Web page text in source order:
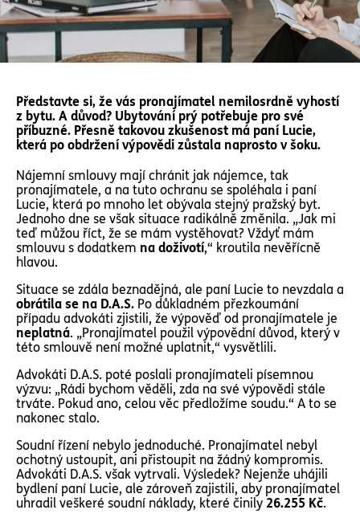
Představte si, že vás pronajímatel nemilosrdně vyhostí
z bytu. A důvod? Ubytování prý potřebuje pro své
příbuzné. Přesně takovou zkušenost má paní Lucie,
která po obdržení výpovědi zůstala naprosto v šoku.
Nájemní smlouvy mají chránit jak nájemce, tak
pronajímatele, a na tuto ochranu se spoléhala i paní
Lucie, která po mnoho let obývala stejný pražský byt.
Jednoho dne se však situace radikálně změnila. „Jak mi
teď můžou říct, že se mám vystěhovat? Vždyť mám
smlouvu s dodatkem na doživotí,“ kroutila nevěřícně
hlavou.
Situace se zdála beznadějná, ale paní Lucie to nevzdala a
obrátila se na D.A.S. Po důkladném přezkoumání
případu advokáti zjistili, že výpověď od pronajímatele je
neplatná. „Pronajímatel použil výpovědní důvod, který v
této smlouvě není možné uplatnit,“ vysvětlili.
Advokáti D.A.S. poté poslali pronajímateli písemnou
výzvu: „Rádi bychom věděli, zda na své výpovědi stále
trváte. Pokud ano, celou věc předložíme soudu.“ A to se
nakonec stalo.
Soudní řízení nebylo jednoduché. Pronajímatel nebyl
ochotný ustoupit, ani přistoupit na žádný kompromis.
Advokáti D.A.S. však vytrvali. Výsledek? Nejenže uhájili
bydlení paní Lucie, ale zároveň zajistili, aby pronajímatel
uhradil veškeré soudní náklady, které činily 26.255 Kč.